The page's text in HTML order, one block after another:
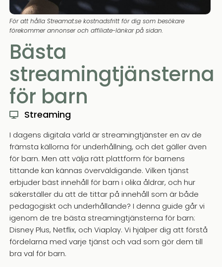
För att hålla Streamat.se kostnadsfritt för dig som besökare
förekommer annonser och affiliate-länkar på sidan.
Bästa
streamingtjänsterna
för barn
Streaming
I dagens digitala värld är streamingtjänster en av de
främsta källorna för underhållning, och det gäller även
för barn. Men att välja rätt plattform för barnens
tittande kan kännas överväldigande. Vilken tjänst
erbjuder bäst innehåll för barn i olika åldrar, och hur
säkerställer du att de tittar på innehåll som är både
pedagogiskt och underhållande? I denna guide går vi
igenom de tre bästa streamingtjänsterna för barn:
Disney Plus, Netflix, och Viaplay. Vi hjälper dig att förstå
fördelarna med varje tjänst och vad som gör dem till
bra val för barn.